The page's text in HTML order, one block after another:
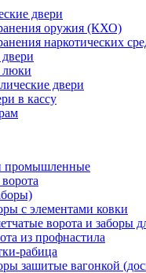
двери
оружия (КХО)
наркотических
люки
двери
в кассу
промышленные
с элементами ковки
ворота и заборы
из профнастила
рабица
зашитые вагонкой